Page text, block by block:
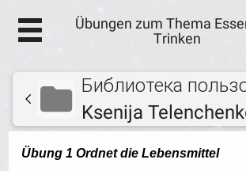
Übungen zum Thema
Trinken
Библиотека
Ksenija